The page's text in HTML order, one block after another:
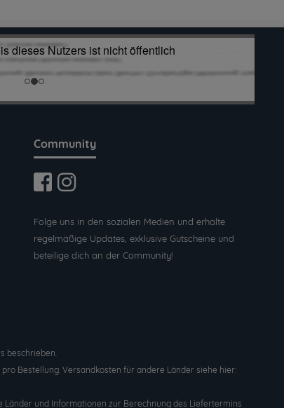
Community
Folge uns in den sozialen Medien und erhalte
regelmäßige Updates, exklusive Gutscheine und
beteilige dich an der Community!
beschrieben.
Bestellung. Versandkosten für andere Länder siehe hier:
Länder und Informationen zur Berechnung des Liefertermins